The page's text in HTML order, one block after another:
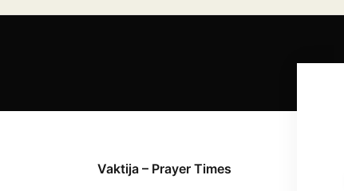
Vaktija – Prayer Times